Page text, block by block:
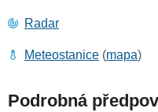
Radar
Meteostanice (mapa)
Podrobná